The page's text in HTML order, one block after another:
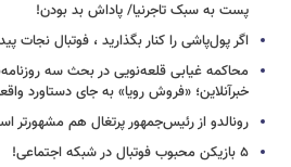
پست به سبک تاجرنیا/ پاداش بد بودن!
اگر پول‌پاشی را کنار بگذارید ، فوتبال نجات
محاکمه غیابی قلعه‌نویی در بحث سه
خبرآنلاین؛ «فروش رویا» به جای دستاورد
رونالدو از رئیس‌جمهور پرتغال هم مشهورتر
۵ بازیکن محبوب فوتبال در شبکه اجتماعی!